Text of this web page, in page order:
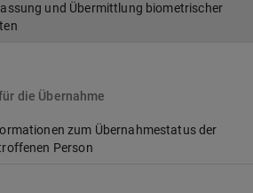
und Übermittlung biometrischer
die Übernahme
zum Übernahmestatus der
Person